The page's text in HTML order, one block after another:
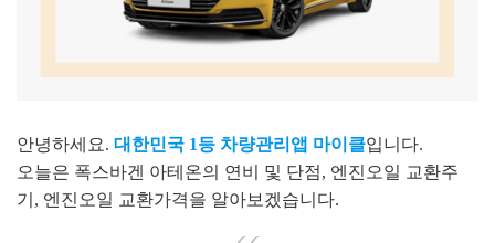
안녕하세요. 대한민국 1등 차량관리앱 마이클입니다.
오늘은 폭스바겐 아테온의 연비 및 단점, 엔진오일 교환주
기, 엔진오일 교환가격을 알아보겠습니다.